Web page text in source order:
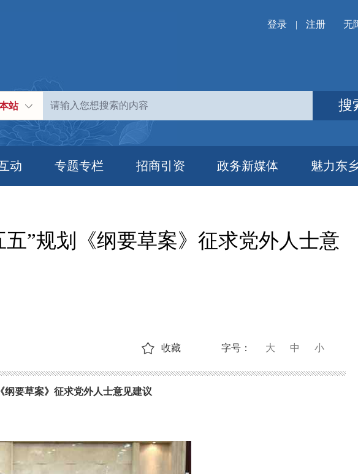
登录 | 注册 无
站 搜
动 专题专栏 招商引资 政务新媒体 魅力东
”规划《纲要草案》征求党外人士意
字号： 大 中 小
收藏
纲要草案》征求党外人士意见建议